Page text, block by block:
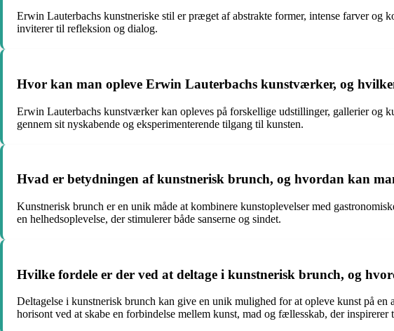
Erwin Lauterbachs kunstneriske stil er præget af abstrakte former, intense farver og
inviterer til refleksion og dialog.
Hvor kan man opleve Erwin Lauterbachs kunstværker, og
Erwin Lauterbachs kunstværker kan opleves på forskellige udstillinger, gallerier og
gennem sit nyskabende og eksperimenterende tilgang til kunsten.
Hvad er betydningen af kunstnerisk brunch, og hvordan kan
Kunstnerisk brunch er en unik måde at kombinere kunstoplevelser med
en helhedsoplevelse, der stimulerer både sanserne og sindet.
Hvilke fordele er der ved at deltage i kunstnerisk brunch, og
Deltagelse i kunstnerisk brunch kan give en unik mulighed for at opleve kunst på
horisont ved at skabe en forbindelse mellem kunst, mad og fællesskab, der